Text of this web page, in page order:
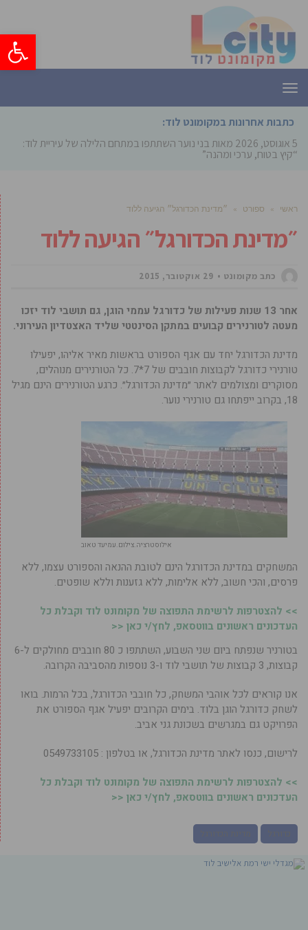
פתח
תפריט
כתבות אחרונות במקומונט לוד:
5 אוגוסט, 2026
מאות בני נוער השתתפו במתחם הלילה של עיריית לוד:
“קיץ בטוח, ערכי ומהנה”
ראשי » ספורט » ״מדינת הכדורגל״ הגיעה ללוד
״מדינת הכדורגל״ הגיעה ללוד
כתב מקומונט 29 אוקטובר, 2015
אחר 13 שנות פעילות של כדורגל עממי הוגן, גם תושבי לוד יזכו
מעטה לטורנירים קבועים במתקן הסינטטי שליד האצטדיון העירוני.
מדינת הכדורגל יחד עם אגף הספורט בראשות מאיר אליהו, יפעילו
טורנירי כדורגל לקבוצות חובבים של 7*7. כל הטורנירים מנוהלים,
מסוקרים ומצולמים לאתר ״מדינת הכדורגל״. כרגע הטורנירים הינם מגיל
18, בקרוב ייפתחו גם טורנירי נוער.
אילוסטרציה.צילום.עמיעד טאוב
המשחקים במדינת הכדורגל הינם לטובת ההנאה והספורט עצמו, ללא
פרסים, והכי חשוב, ללא אלימות, ללא גזענות וללא שופטים.
>> להצטרפות לרשימת התפוצה של מקומונט לוד וקבלת כל
העדכונים ראשונים בווטסאפ, לחץ/י כאן <<
בטורניר שנפתח ביום שני השבוע, השתתפו כ 80 חובבים מחולקים ל-6
קבוצות, 3 קבוצות של תושבי לוד ו-3 נוספות מהסביבה הקרובה.
אנו קוראים לכל אוהבי המשחק, כל חובבי הכדורגל, בכל הרמות. בואו
לשחק כדורגל הוגן בלוד. בימים הקרובים יפעיל אגף הספורט את
הפרויקט גם במגרשים בשכונת גני אביב.
לרישום, כנסו לאתר מדינת הכדורגל, או בטלפון : 0549733105
>> להצטרפות לרשימת התפוצה של מקומונט לוד וקבלת כל
העדכונים ראשונים בווטסאפ, לחץ/י כאן <<